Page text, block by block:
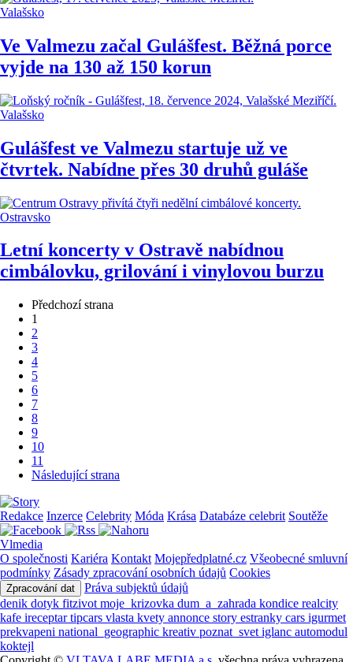
Valašsko
Ve Valmezu začal Gulášfest. Běžná porce
vyjde na 130 až 150 korun
Valašsko
Gulášfest ve Valmezu startuje už ve
čtvrtek. Nabídne přes 30 druhů guláše
Ostravsko
Letní koncerty v Ostravě nabídnou
cimbálovku, grilování i vinylovou burzu
Předchozí strana
1
2
3
4
5
6
7
8
9
10
11
Následující strana
Redakce Inzerce Celebrity Móda Krása Databáze celebrit Soutěže
Vlmedia
O společnosti Kariéra Kontakt Mojepředplatné.cz Všeobecné smluvní
podmínky Zásady zpracování osobních údajů Cookies
Zpracování dat
Práva subjektů údajů
denik dotyk fitzivot moje_krizovka dum_a_zahrada kondice realcity
kafe ireceptartipcars vlasta kvety annonce story estranky cars igurmet
prekvapeni national_geographic kreativ poznat_svet iglanc automodul
koktejl